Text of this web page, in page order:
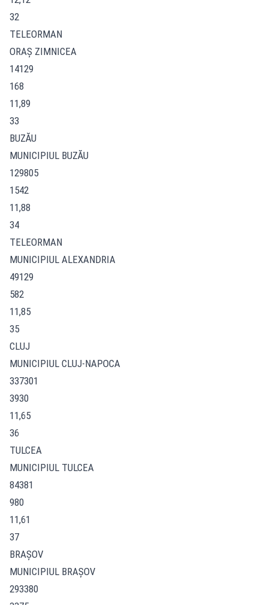
32
TELEORMAN
ORAŞ ZIMNICEA
14129
168
11,89
33
BUZĂU
MUNICIPIUL BUZĂU
129805
1542
11,88
34
TELEORMAN
MUNICIPIUL ALEXANDRIA
49129
582
11,85
35
CLUJ
MUNICIPIUL CLUJ-NAPOCA
337301
3930
11,65
36
TULCEA
MUNICIPIUL TULCEA
84381
980
11,61
37
BRAŞOV
MUNICIPIUL BRAŞOV
293380